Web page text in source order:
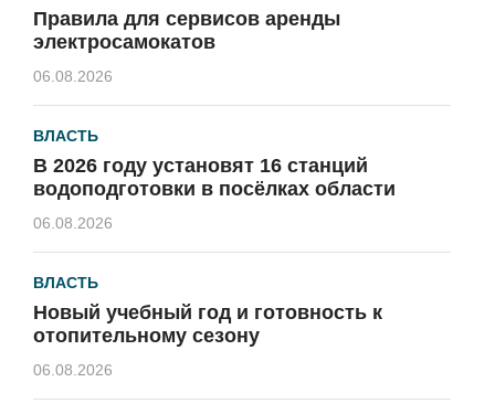
Правила для сервисов аренды
электросамокатов
06.08.2026
ВЛАСТЬ
В 2026 году установят 16 станций
водоподготовки в посёлках области
06.08.2026
ВЛАСТЬ
Новый учебный год и готовность к
отопительному сезону
06.08.2026